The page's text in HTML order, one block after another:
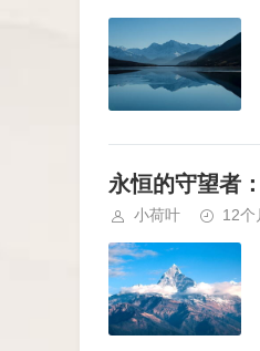
永恒的守望者
小荷叶 12个